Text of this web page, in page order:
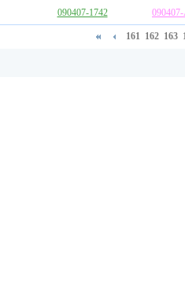
090407-1742
161 162 163